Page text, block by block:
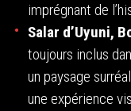
imprégnant de
Salar d’Uyuni,
toujours inclus
un paysage
une expérience